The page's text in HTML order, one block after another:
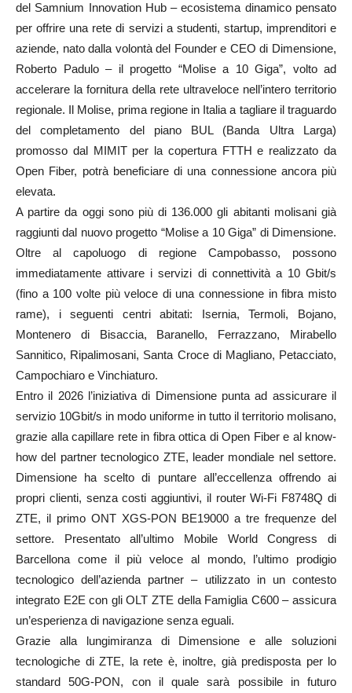
del Samnium Innovation Hub – ecosistema dinamico pensato
per offrire una rete di servizi a studenti, startup, imprenditori e
aziende, nato dalla volontà del Founder e CEO di Dimensione,
Roberto Padulo – il progetto “Molise a 10 Giga”, volto ad
accelerare la fornitura della rete ultraveloce nell’intero territorio
regionale. Il Molise, prima regione in Italia a tagliare il traguardo
del completamento del piano BUL (Banda Ultra Larga)
promosso dal MIMIT per la copertura FTTH e realizzato da
Open Fiber, potrà beneficiare di una connessione ancora più
elevata.
A partire da oggi sono più di 136.000 gli abitanti molisani già
raggiunti dal nuovo progetto “Molise a 10 Giga” di Dimensione.
Oltre al capoluogo di regione Campobasso, possono
immediatamente attivare i servizi di connettività a 10 Gbit/s
(fino a 100 volte più veloce di una connessione in fibra misto
rame), i seguenti centri abitati: Isernia, Termoli, Bojano,
Montenero di Bisaccia, Baranello, Ferrazzano, Mirabello
Sannitico, Ripalimosani, Santa Croce di Magliano, Petacciato,
Campochiaro e Vinchiaturo.
Entro il 2026 l’iniziativa di Dimensione punta ad assicurare il
servizio 10Gbit/s in modo uniforme in tutto il territorio molisano,
grazie alla capillare rete in fibra ottica di Open Fiber e al know-
how del partner tecnologico ZTE, leader mondiale nel settore.
Dimensione ha scelto di puntare all’eccellenza offrendo ai
propri clienti, senza costi aggiuntivi, il router Wi-Fi F8748Q di
ZTE, il primo ONT XGS-PON BE19000 a tre frequenze del
settore. Presentato all’ultimo Mobile World Congress di
Barcellona come il più veloce al mondo, l’ultimo prodigio
tecnologico dell’azienda partner – utilizzato in un contesto
integrato E2E con gli OLT ZTE della Famiglia C600 – assicura
un’esperienza di navigazione senza eguali.
Grazie alla lungimiranza di Dimensione e alle soluzioni
tecnologiche di ZTE, la rete è, inoltre, già predisposta per lo
standard 50G-PON, con il quale sarà possibile in futuro